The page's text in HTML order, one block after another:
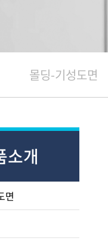
몰딩-기성도면
소개
면